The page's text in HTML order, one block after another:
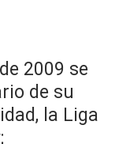
2009 se
de su
la Liga